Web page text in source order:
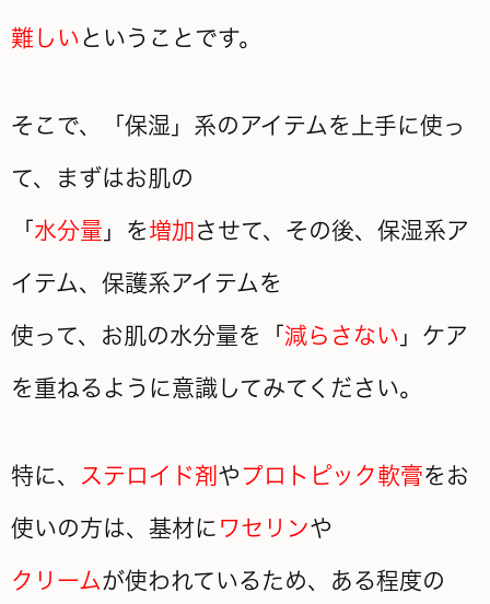
難しいということです。
そこで、「保湿」系のアイテムを上手に使っ
て、まずはお肌の
「 水分量 」を増加 させて、その後、保湿系ア
イテム、保護系アイテムを
使って、お肌の水分量を「 減らさない 」ケア
を重ねるように意識してみてください。
特に、 ステロイド剤 やプロトピック軟膏をお
使いの方は、基材に ワセリンや
クリームが使われているため、ある程度の